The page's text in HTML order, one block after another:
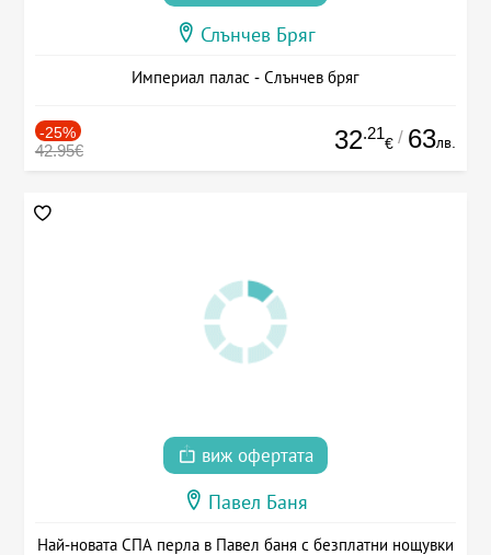
Слънчев Бряг
Империал палас - Слънчев бряг
-25%
42.95€ 32.21
€ / 63лв.
виж офертата
Павел Баня
Най-новата СПА перла в Павел баня с безплатни нощувки